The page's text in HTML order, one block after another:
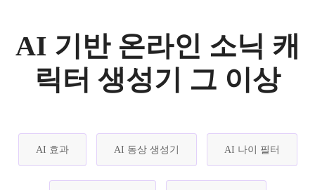
AI 기반 온라인 소닉 캐
릭터 생성기 그 이상
AI 효과 AI 동상 생성기 AI 나이 필터